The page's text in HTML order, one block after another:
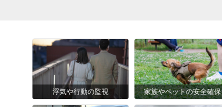
浮気や行動の監視 家族やペットの安全確保